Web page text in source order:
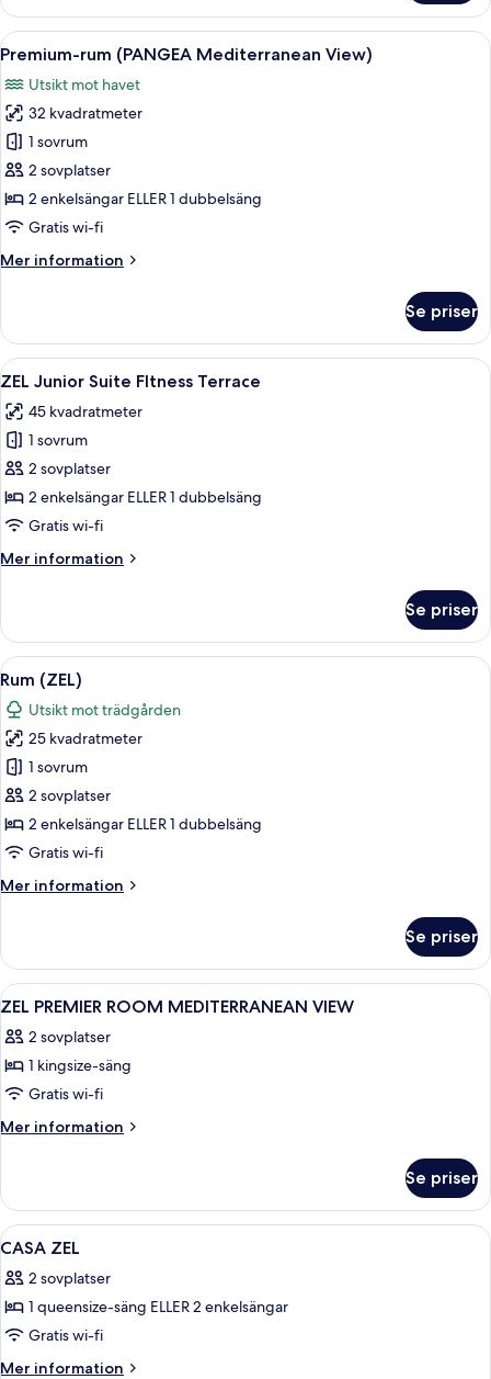
(ZEL
Mediterranean
View
Öppna
alla
foton
för
Premium-
rum
(PANGEA
Mediterranean
Ett hotellrum med en säng, ett
6
Premium-rum (PANGEA Mediterranean View)
Utsikt mot havet
32 kvadratmeter
1 sovrum
2 sovplatser
2 enkelsängar ELLER 1 dubbelsäng
Gratis wi-fi
Mer information
Mer
rum
(PANGEA
Mediterranean
Se priser
Öppna
alla
foton
för
ZEL
Junior
Suite
Terrace
En balkong med solstolar, ett litet
5
ZEL Junior Suite FItness Terrace
45 kvadratmeter
1 sovrum
2 sovplatser
2 enkelsängar ELLER 1 dubbelsäng
Gratis wi-fi
Mer information
Mer
Junior
Suite
FItness
Terrace
Se priser
Öppna
alla
foton
för
Rum
(ZEL)
Ett sovrum med en säng, ett
5
Rum (ZEL)
Utsikt mot trädgården
25 kvadratmeter
1 sovrum
2 sovplatser
2 enkelsängar ELLER 1 dubbelsäng
Gratis wi-fi
Mer information
Mer
(ZEL)
Se priser
Öppna
alla
foton
för
ZEL
PREMIER
VIEW
Sängtillbehör av högsta kvalitet och
2
ZEL PREMIER ROOM MEDITERRANEAN VIEW
2 sovplatser
1 kingsize-säng
Gratis wi-fi
Mer information
Mer
PREMIER
ROOM
MEDITERRANEAN
Se priser
Öppna
alla
foton
för
CASA
ZEL
Ett rum med en säng, en stol, ett
9
CASA ZEL
2 sovplatser
1 queensize-säng ELLER 2 enkelsängar
Gratis wi-fi
Mer information
Mer